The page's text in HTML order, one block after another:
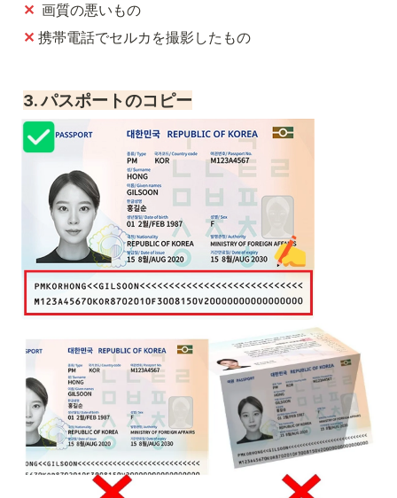
✕ 画質の悪いもの
✕ 携帯電話でセルカを撮影したもの
3. パスポートのコピー